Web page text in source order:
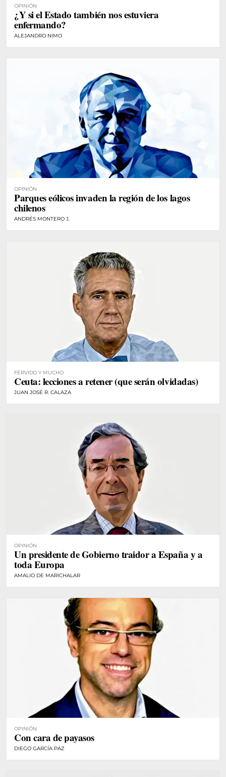
OPINIÓN
¿Y si el Estado también nos estuviera
enfermando?
ALEJANDRO NIMO
OPINIÓN
Parques eólicos invaden la región de los lagos
chilenos
ANDRÉS MONTERO J.
FÉRVIDO Y MUCHO
Ceuta: lecciones a retener (que serán olvidadas)
JUAN JOSÉ R. CALAZA
OPINIÓN
Un presidente de Gobierno traidor a España y a
toda Europa
AMALIO DE MARICHALAR
OPINIÓN
Con cara de payasos
DIEGO GARCÍA PAZ